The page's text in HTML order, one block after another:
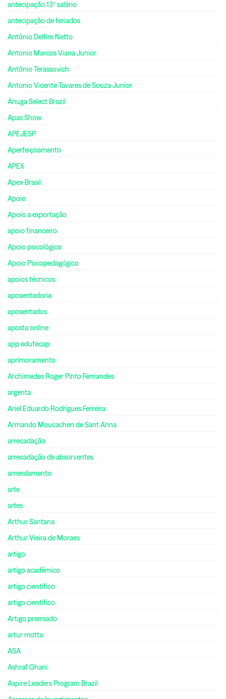
antecipação 13º salário
antecipação de feriados
Antônio Delfim Netto
Antonio Marcos Viana Junior
Antônio Terassovich
Antonio Vicente Tavares de Souza Junior
Anuga Select Brazil
Apas Show
APEJESP
Aperfeiçoamento
APEX
Apex-Brasil
Apoio
Apoio a exportação
apoio financeiro
Apoio psicológico
Apoio Psicopedagógico
apoios técnicos
aposentadoria
aposentados
aposta online
app edufecap
aprimoramento
Archimedes Roger Pinto Fernandes
argenta
Ariel Eduardo Rodrigues Ferreira
Armando Moucachen de Sant Anna
arrecadação
arrecadação de absorventes
arrendamento
arte
artes
Arthur Santana
Arthur Vieira de Moraes
artigo
artigo acadêmico
artigo cientifico
artigo científico
Artigo premiado
artur motta
ASA
Ashraf Ghani
Aspire Leaders Program Brazil